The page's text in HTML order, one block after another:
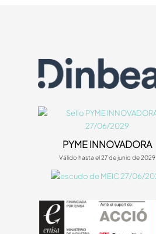
PYME INNOVADORA
Válido hasta el 27 de junio de 2029